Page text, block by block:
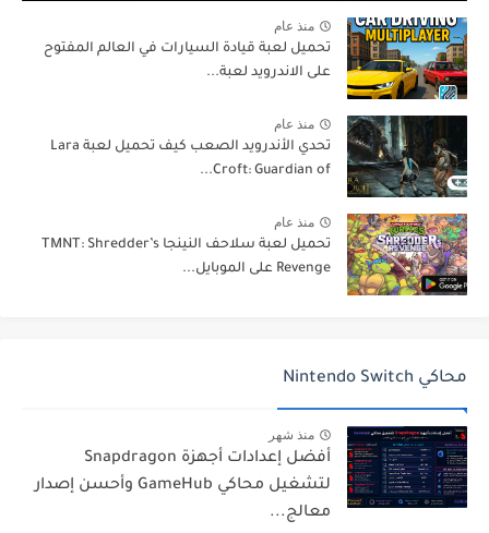
منذ عام
تحميل لعبة قيادة السيارات في العالم المفتوح
على الاندرويد لعبة...
منذ عام
تحدي الأندرويد الصعب كيف تحميل لعبة Lara
Croft: Guardian of...
منذ عام
تحميل لعبة سلاحف النينجا TMNT: Shredder’s
Revenge على الموبايل...
محاكي Nintendo Switch
منذ شهر
أفضل إعدادات أجهزة Snapdragon
لتشغيل محاكي GameHub وأحسن إصدار
معالج...